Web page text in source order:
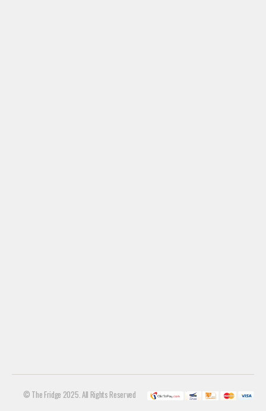
© The Fridge 2025. All Rights Reserved